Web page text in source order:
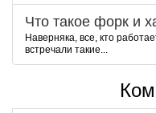
Что такое форк и
Наверняка, все, кто
встречали такие...